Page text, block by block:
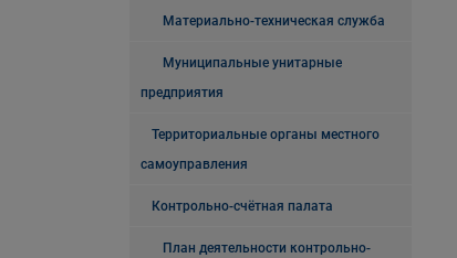
Материально-техническая служба
Муниципальные унитарные
предприятия
Территориальные органы местного
самоуправления
Контрольно-счётная палата
План деятельности контрольно-